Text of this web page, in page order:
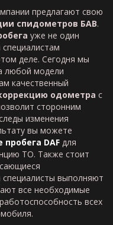
предлагают свою
спидометров БАВ.
уже не один
деле. Сегодня мы
любой модели
качественный
одометра с
сторонним
изменения
вы можете
пробега DAF для
ТО. Также стоит
специалисты выполняют
все необходимые
всех